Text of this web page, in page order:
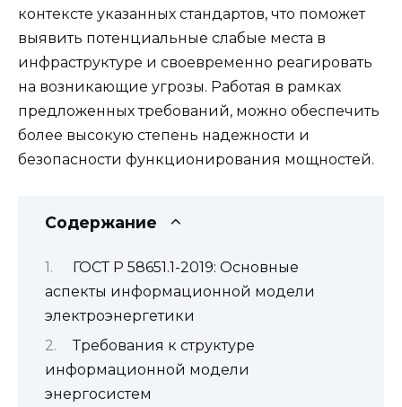
контексте указанных стандартов, что поможет
выявить потенциальные слабые места в
инфраструктуре и своевременно реагировать
на возникающие угрозы. Работая в рамках
предложенных требований, можно обеспечить
более высокую степень надежности и
безопасности функционирования мощностей.
Содержание
ГОСТ Р 58651.1-2019: Основные
аспекты информационной модели
электроэнергетики
Требования к структуре
информационной модели
энергосистем